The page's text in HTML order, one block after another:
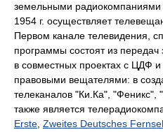
земельными
1954 г. осуществляет
Первом канале телевидения,
программы состоят из
в совместных проектах с ЦДФ
правовыми вещателями: в
телеканалов "Ки.Ка",
также является
Erste Zweites Deutsches